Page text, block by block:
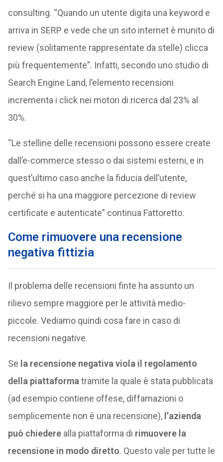
consulting. “Quando un utente digita una keyword e
arriva in SERP e vede che un sito internet è munito di
review (solitamente rappresentate da stelle) clicca
più frequentemente”. Infatti, secondo uno studio di
Search Engine Land, l’elemento recensioni
incrementa i click nei motori di ricerca dal 23% al
30%.
“Le stelline delle recensioni possono essere create
dall’e-commerce stesso o dai sistemi esterni, e in
quest’ultimo caso anche la fiducia dell’utente,
perché si ha una maggiore percezione di review
certificate e autenticate” continua Fattoretto.
Come rimuovere una recensione
negativa fittizia
Il problema delle recensioni finte ha assunto un
rilievo sempre maggiore per le attività medio-
piccole. Vediamo quindi cosa fare in caso di
recensioni negative.
Se la recensione negativa viola il regolamento
della piattaforma tramite la quale è stata pubblicata
(ad esempio contiene offese, diffamazioni o
semplicemente non è una recensione), l’azienda
può chiederealla piattaforma di rimuovere la
recensione in modo diretto. Questo vale per tutte le